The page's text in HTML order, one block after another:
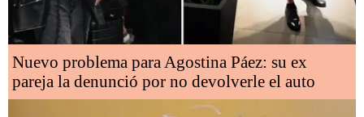
Nuevo problema para Agostina Páez: su ex
pareja la denunció por no devolverle el auto